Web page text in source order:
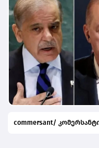
commersant/